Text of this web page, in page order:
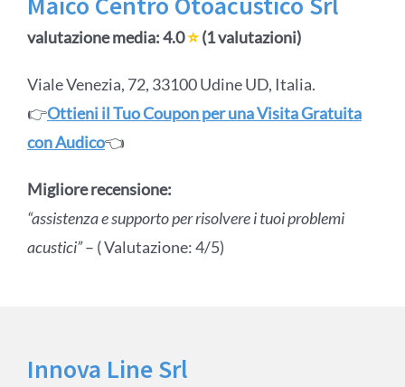
valutazione media: 4.0⭐(1 valutazioni)
Viale Venezia, 72, 33100 Udine UD, Italia.
👉Ottieni il Tuo Coupon per una Visita Gratuita
con Audico👈
Migliore recensione:
“assistenza e supporto per risolvere i tuoi problemi
acustici”– ( Valutazione: 4/5)
Innova Line Srl